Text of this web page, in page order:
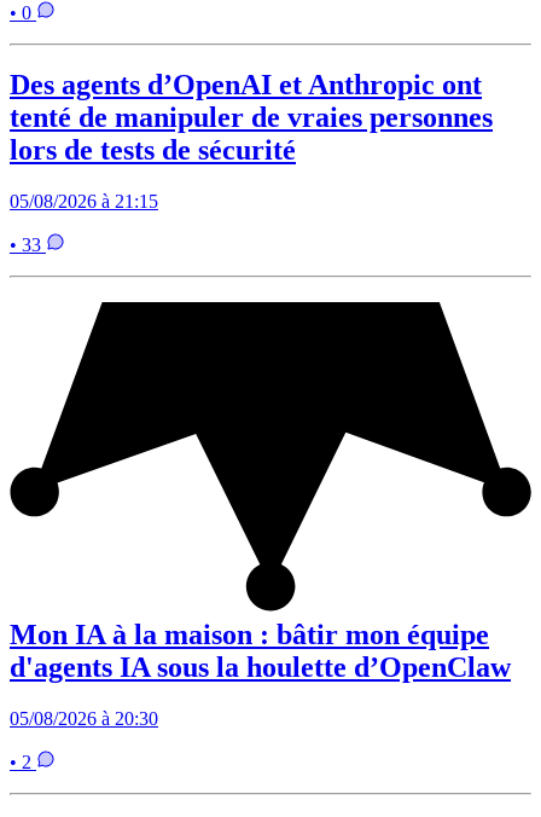
• 0
Des agents d’OpenAI et Anthropic ont
tenté de manipuler de vraies personnes
lors de tests de sécurité
05/08/2026 à 21:15
• 33
Mon IA à la maison : bâtir mon équipe
d'agents IA sous la houlette d’OpenClaw
05/08/2026 à 20:30
• 2